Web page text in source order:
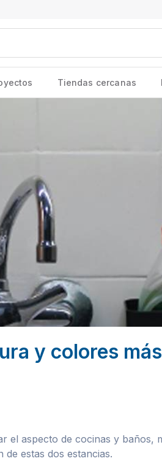
Tiendas cercanas
y colores
el aspecto de cocinas y
estas dos estancias.